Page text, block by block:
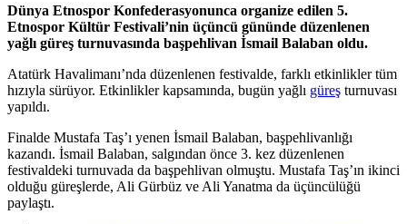
Dünya Etnospor Konfederasyonunca organize edilen 5.
Etnospor Kültür Festivali’nin üçüncü gününde düzenlenen
yağlı güreş turnuvasında başpehlivan İsmail Balaban oldu.
Atatürk Havalimanı’nda düzenlenen festivalde, farklı etkinlikler tüm
hızıyla sürüyor. Etkinlikler kapsamında, bugün yağlı güreş turnuvası
yapıldı.
Finalde Mustafa Taş’ı yenen İsmail Balaban, başpehlivanlığı
kazandı. İsmail Balaban, salgından önce 3. kez düzenlenen
festivaldeki turnuvada da başpehlivan olmuştu. Mustafa Taş’ın ikinci
olduğu güreşlerde, Ali Gürbüz ve Ali Yanatma da üçüncülüğü
paylaştı.